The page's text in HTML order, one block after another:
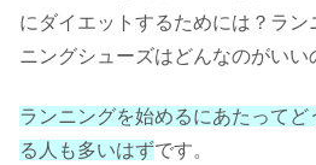
にダイエットするためには？ラ
ニングシューズはどんなのがいい
ランニングを始めるにあたって
る人も多いはずです。